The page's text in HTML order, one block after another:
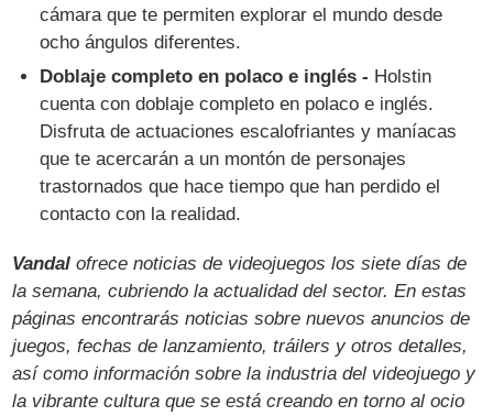
cámara que te permiten explorar el mundo desde
ocho ángulos diferentes.
Doblaje completo en polaco e inglés - Holstin
cuenta con doblaje completo en polaco e inglés.
Disfruta de actuaciones escalofriantes y maníacas
que te acercarán a un montón de personajes
trastornados que hace tiempo que han perdido el
contacto con la realidad.
Vandal ofrece noticias de videojuegos los siete días de
la semana, cubriendo la actualidad del sector. En estas
páginas encontrarás noticias sobre nuevos anuncios de
juegos, fechas de lanzamiento, tráilers y otros detalles,
así como información sobre la industria del videojuego y
la vibrante cultura que se está creando en torno al ocio